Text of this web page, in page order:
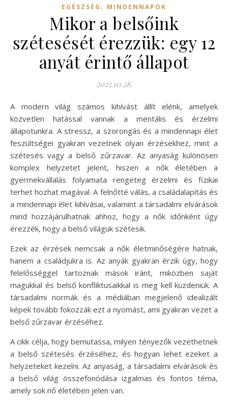
EGÉSZSÉG , MINDENNAPOK
Mikor a belsőink
szétesését érezzük: egy 12
anyát érintő állapot
2025.10.28.
A modern világ számos kihívást állít elénk, amelyek
közvetlen hatással vannak a mentális és érzelmi
állapotunkra. A stressz, a szorongás és a mindennapi élet
feszültségei gyakran vezetnek olyan érzésekhez, mint a
szétesés vagy a belső zűrzavar. Az anyaság különösen
komplex helyzetet jelent, hiszen a nők életében a
gyermekvállalás folyamata rengeteg érzelmi és fizikai
terhet hozhat magával. A felnőtté válás, a családalapítás és
a mindennapi élet kihívásai, valamint a társadalmi elvárások
mind hozzájárulhatnak ahhoz, hogy a nők időnként úgy
érezzék, hogy a belső világuk szétesik.
Ezek az érzések nemcsak a nők életminőségére hatnak,
hanem a családjukra is. Az anyák gyakran érzik úgy, hogy
felelősséggel tartoznak mások iránt, miközben saját
magukkal és belső konfliktusaikkal is meg kell küzdeniük. A
társadalmi normák és a médiában megjelenő idealizált
képek tovább fokozzák ezt a nyomást, ami gyakran vezet a
belső zűrzavar érzéséhez.
A cikk célja, hogy bemutassa, milyen tényezők vezethetnek
a belső szétesés érzéséhez, és hogyan lehet ezeket a
helyzeteket kezelni. Az anyaság, a társadalmi elvárások és
a belső világ összefonódása izgalmas és fontos téma,
amely sok nő életében jelen van.